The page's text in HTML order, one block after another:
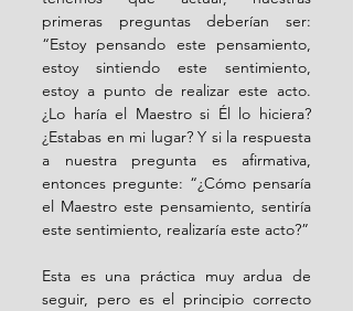
primeras preguntas deberían ser:
“Estoy pensando este pensamiento,
estoy sintiendo este sentimiento,
estoy a punto de realizar este acto.
¿Lo haría el Maestro si Él lo hiciera?
¿Estabas en mi lugar? Y si la respuesta
a nuestra pregunta es afirmativa,
entonces pregunte: “¿Cómo pensaría
el Maestro este pensamiento, sentiría
este sentimiento, realizaría este acto?”
Esta es una práctica muy ardua de
seguir, pero es el principio correcto